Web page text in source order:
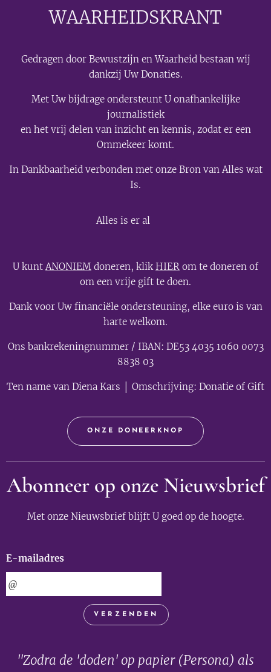
WAARHEIDSKRANT
Gedragen door Bewustzijn en Waarheid bestaan wij
dankzij Uw Donaties.
Met Uw bijdrage ondersteunt U onafhankelijke
journalistiek
en het vrij delen van inzicht en kennis, zodat er een
Ommekeer komt.
In Dankbaarheid verbonden met onze Bron van Alles wat
Is.
Alles is er al
U kuntANONIEM doneren, klikHIER om te doneren of
om een vrije gift te doen.
Dank voor Uw financiële ondersteuning, elke euro is van
harte welkom.
Ons bankrekeningnummer / IBAN: DE53 4035 1060 0073
8838 03
Ten name van Diena Kars │ Omschrijving: Donatie of Gift
ONZE DONEERKNOP
Abonneer op onze Nieuwsbrief
Met onze Nieuwsbrief blijft U goed op de hoogte.
E-mailadres
VERZENDEN
"Zodra de 'doden' op papier (Persona) als